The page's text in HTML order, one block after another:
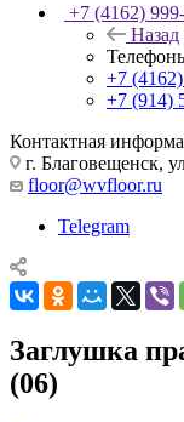
+7 (4162)
Назад
+7
+7 (914)
Контактная
г. Благовещенск,
floor@wvfloor.ru
Telegram
Заглушка
(06)